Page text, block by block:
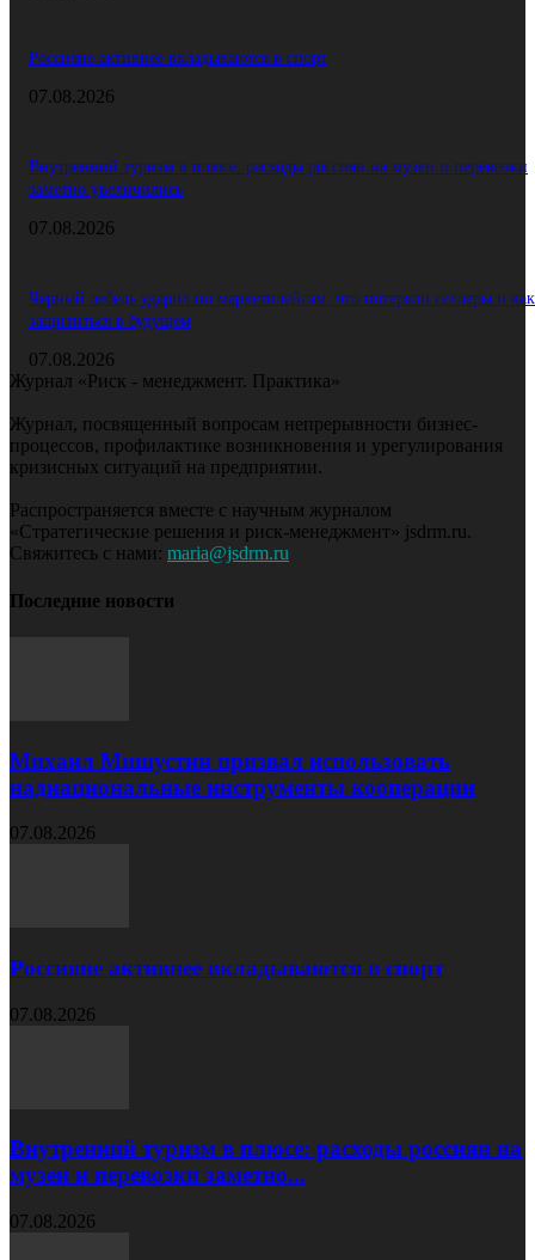
Россияне активнее вкладываются в спорт
07.08.2026
Внутренний туризм в плюсе: расходы россиян на музеи и перевозки
заметно увеличились
07.08.2026
Черный лебедь ударил по маркетплейсам: что потеряли селлеры и как
защититься в будущем
07.08.2026
Журнал «Риск - менеджмент. Практика»
Журнал, посвященный вопросам непрерывности бизнес-
процессов, профилактике возникновения и урегулирования
кризисных ситуаций на предприятии.
Распространяется вместе с научным журналом
«Стратегические решения и риск-менеджмент» jsdrm.ru.
Свяжитесь с нами: maria@jsdrm.ru
Последние новости
Михаил Мишустин призвал использовать
наднациональные инструменты кооперации
07.08.2026
Россияне активнее вкладываются в спорт
07.08.2026
Внутренний туризм в плюсе: расходы россиян на
музеи и перевозки заметно...
07.08.2026